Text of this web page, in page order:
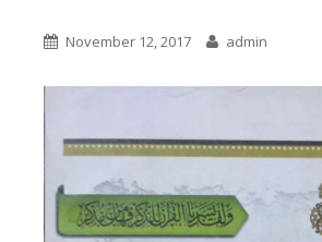
November 12, 2017 admin